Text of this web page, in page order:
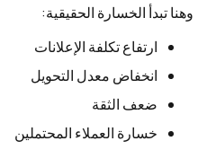
وهنا تبدأ الخسارة الحقيقية:
ارتفاع تكلفة الإعلانات
انخفاض معدل التحويل
ضعف الثقة
خسارة العملاء المحتملين